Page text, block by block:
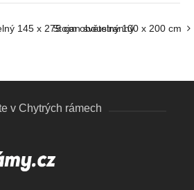
145 x 275 cm oboustranný
Stojan světelný 100 x 200 cm
v Chytrých rámech